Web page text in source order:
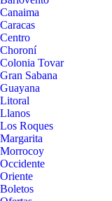
Canaima
Caracas
Centro
Choroní
Colonia Tovar
Gran Sabana
Guayana
Litoral
Llanos
Los Roques
Margarita
Morrocoy
Occidente
Oriente
Boletos